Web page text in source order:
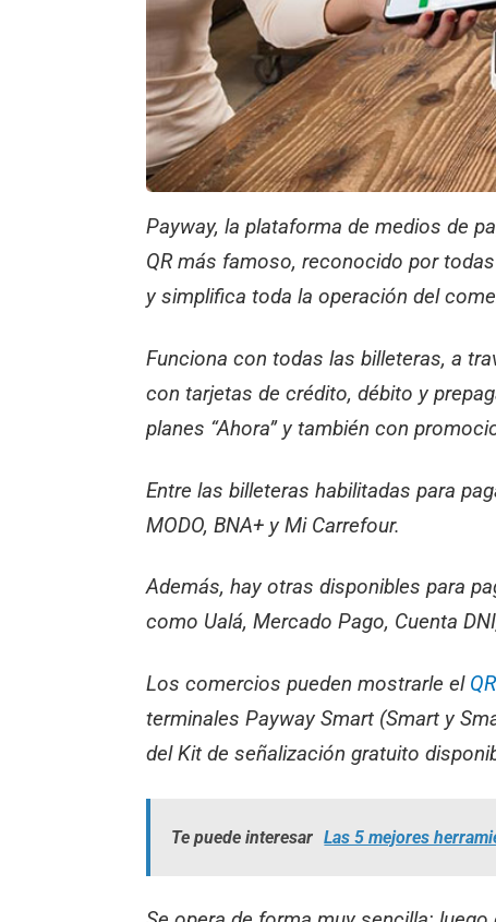
Payway, la plataforma de medios de
QR más famoso, reconocido por
y simplifica toda la operación del
Funciona con todas las billeteras, a
con tarjetas de crédito, débito y
planes “Ahora” y también con
Entre las billeteras habilitadas para
MODO, BNA+ y Mi Carrefour.
Además, hay otras disponibles para
como Ualá, Mercado Pago, Cuenta
Los comercios pueden mostrarle el
terminales Payway Smart (Smart y
del Kit de señalización gratuito
Te puede interesar Las 5 mejores